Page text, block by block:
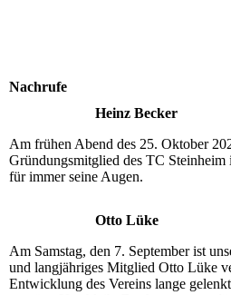
Nachrufe
Heinz Becker
Am frühen Abend des 25. Oktober
Gründungsmitglied des TC Steinheim
für immer seine Augen.
Otto Lüke
Am Samstag, den 7. September ist
und langjähriges Mitglied Otto Lüke
Entwicklung des Vereins lange